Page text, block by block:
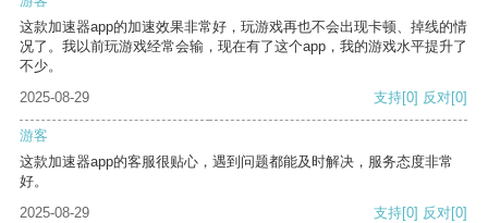
这款加速器app的加速效果非常好，玩游戏再也不会出现卡顿、掉线的情
况了。我以前玩游戏经常会输，现在有了这个app，我的游戏水平提升了
不少。
2025-08-29
支持[0] 反对[0]
游客
这款加速器app的客服很贴心，遇到问题都能及时解决，服务态度非常
好。
2025-08-29
支持[0] 反对[0]